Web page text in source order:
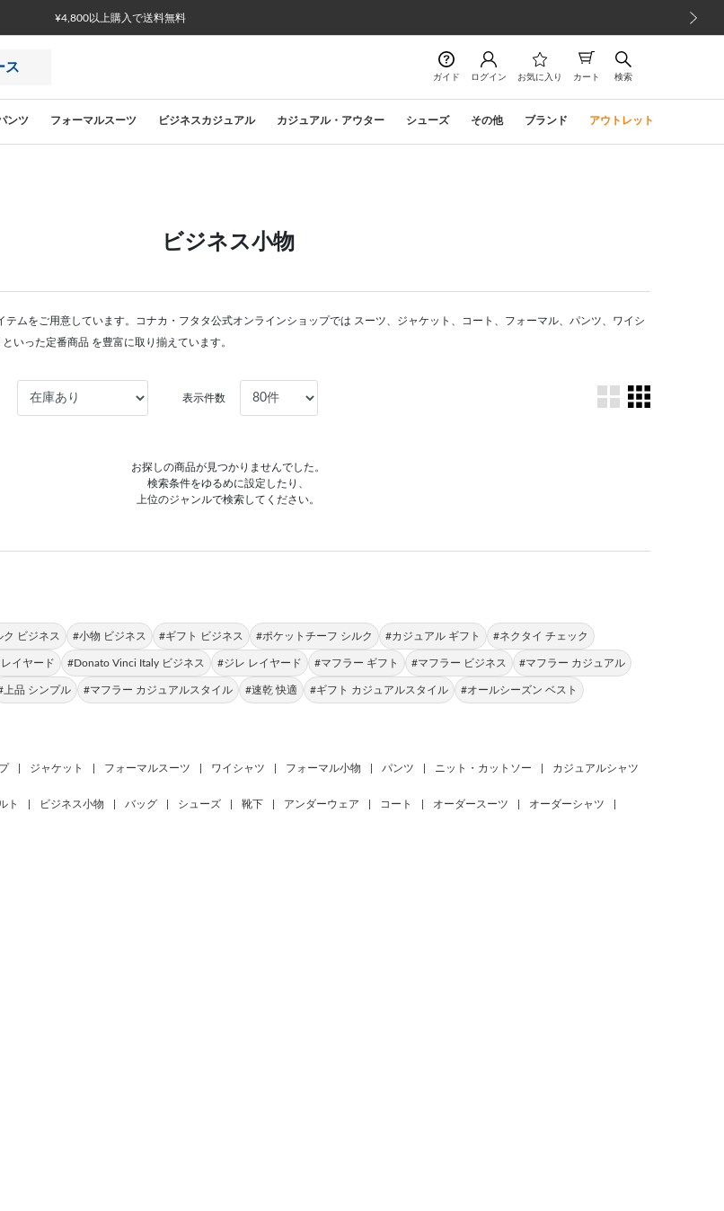
¥4,800以上購入で送料無料
ス
ガイド ログイン お気に入り カート 検索
ンツ フォーマルスーツ ビジネスカジュアル カジュアル・アウター シューズ その他 ブランド アウトレット
ビジネス小物
テムをご用意しています。コナカ・フタタ公式オンラインショップでは スーツ、ジャケット、コート、フォーマル、パンツ、ワイシ
いった定番商品 を豊富に取り揃えています。
表示件数
お探しの商品が見つかりませんでした。
検索条件をゆるめに設定したり、
上位のジャンルで検索してください。
ク ビジネス #小物 ビジネス #ギフト ビジネス #ポケットチーフ シルク #カジュアル ギフト #ネクタイ チェック
イヤード #Donato Vinci Italy ビジネス #ジレ レイヤード #マフラー ギフト #マフラー ビジネス #マフラー カジュアル
上品 シンプル #マフラー カジュアルスタイル #速乾 快適 #ギフト カジュアルスタイル #オールシーズン ベスト
ジャケット フォーマルスーツ ワイシャツ フォーマル小物 パンツ ニット・カットソー カジュアルシャツ
ト ビジネス小物 バッグ シューズ 靴下 アンダーウェア コート オーダースーツ オーダーシャツ